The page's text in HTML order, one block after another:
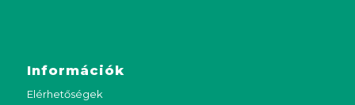
Információk
Elérhetőségek